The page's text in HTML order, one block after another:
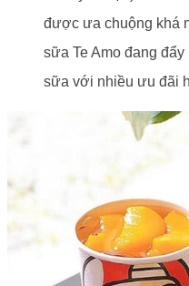
được ưa chuộng khá
sữa Te Amo đang
sữa với nhiều ưu đãi